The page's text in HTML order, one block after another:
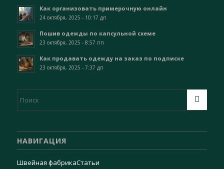
Как организовать примерочную онлайн
24 октября, 2025 - 10:17 дп
Пошив одежды по капсульной схеме
23 октября, 2025 - 8:57 пп
Как продавать одежду на заказ по подписке
23 октября, 2025 - 7:37 дп
НАВИГАЦИЯ
Швейная фабрикаСтатьи